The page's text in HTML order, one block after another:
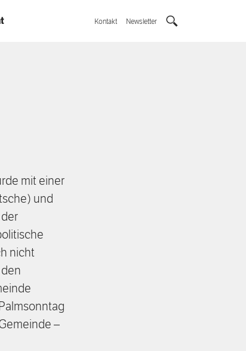
Kontakt Newsletter
mit einer
und
nicht
–